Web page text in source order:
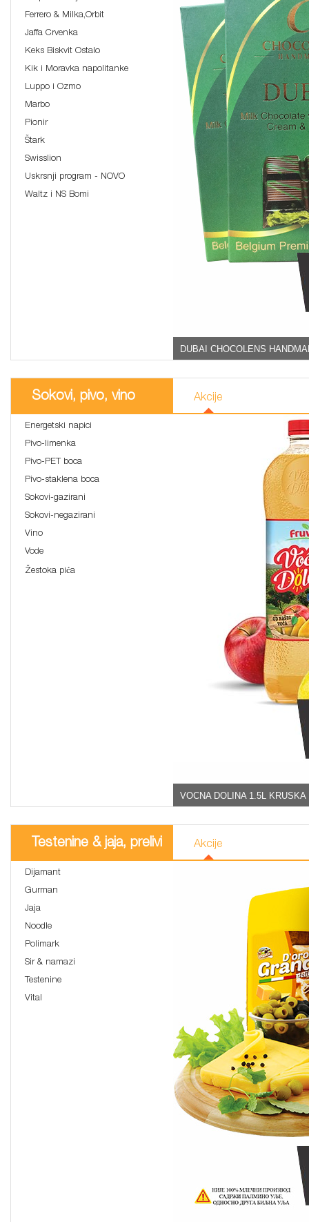
Ferrero & Milka,Orbit
Jaffa Crvenka
Keks Biskvit Ostalo
Kik i Moravka napolitanke
Luppo i Ozmo
Marbo
Pionir
Štark
Swisslion
Uskrsnji program - NOVO
Waltz i NS Bomi
DUBAI CHOCOLENS
Sokovi, pivo, vino Akcije
Energetski napici
Pivo-limenka
Pivo-PET boca
Pivo-staklena boca
Sokovi-gazirani
Sokovi-negazirani
Vino
Vode
Žestoka pića
VOCNA DOLINA 1.5L
Testenine & jaja, prelivi Akcije
Dijamant
Gurman
Jaja
Noodle
Polimark
Sir & namazi
Testenine
Vital